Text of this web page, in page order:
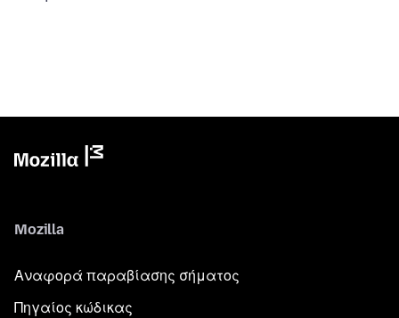
Mozilla
Αναφορά παραβίασης σήματος
Πηγαίος κώδικας